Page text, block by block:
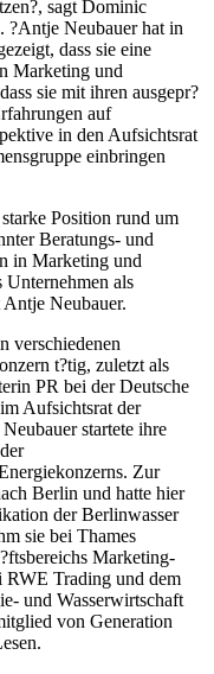
sagt Dominic
Neubauer hat in
dass sie eine
Marketing und
sie mit ihren ausgepr?
auf
in den Aufsichtsrat
einbringen
Position rund um
Beratungs- und
in Marketing und
Unternehmen als
Neubauer.
verschiedenen
t?tig, zuletzt als
PR bei der Deutsche
Aufsichtsrat der
startete ihre
Zur
Berlin und hatte hier
der Berlinwasser
sie bei Thames
Marketing-
Trading und dem
und Wasserwirtschaft
von Generation